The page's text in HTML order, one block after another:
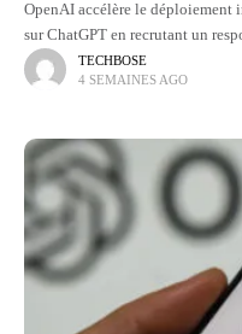
OpenAI accélère le
sur ChatGPT en recrutant un
(Europe, Moyen-Orient et
entre
TECHBOSE
4 SEMAINES AGO